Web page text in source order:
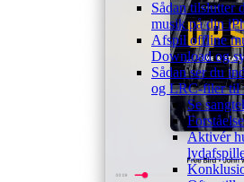
Sådan tilslutter
musik på din
Afspil offline
Download og
Sådan ser du
og LRC-filer til
Se
Aktivér